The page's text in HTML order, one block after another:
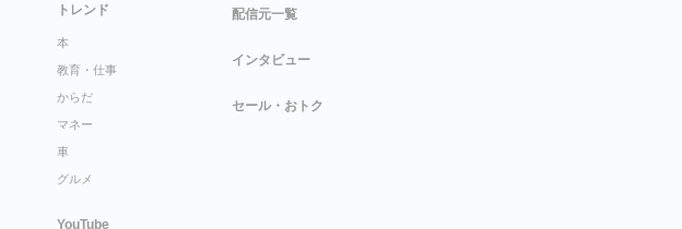
トレンド
本
教育・仕事
からだ
マネー
車
グルメ
YouTube
配信元一覧
インタビュー
セール・おトク